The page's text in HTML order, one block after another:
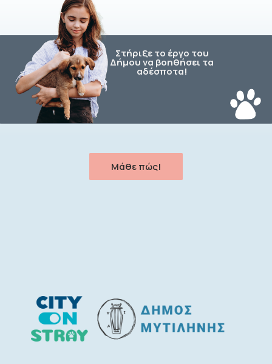
Στήριξε το έργο του
Δήμου να βοηθήσει τα
αδέσποτα!
Μάθε πώς!